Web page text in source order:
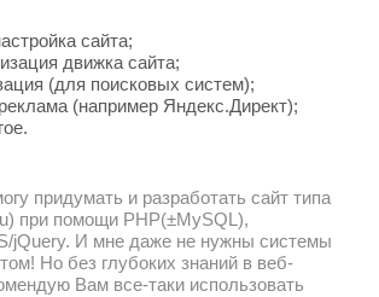
сайта;
движка сайта;
(для поисковых систем);
(например Яндекс.Директ);
придумать и разработать сайт типа
при помощи PHP(±MySQL),
jQuery. И мне даже не нужны системы
Но без глубоких знаний в веб-
Вам все-таки использовать